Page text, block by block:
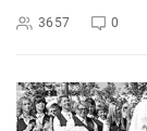
3657 0